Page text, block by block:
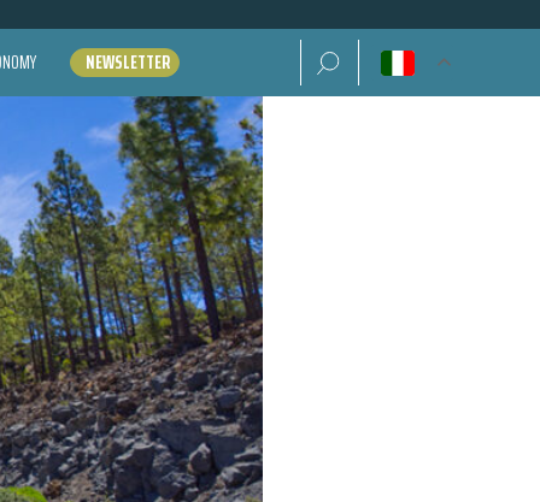
NEWSLETTER Ricerca per: